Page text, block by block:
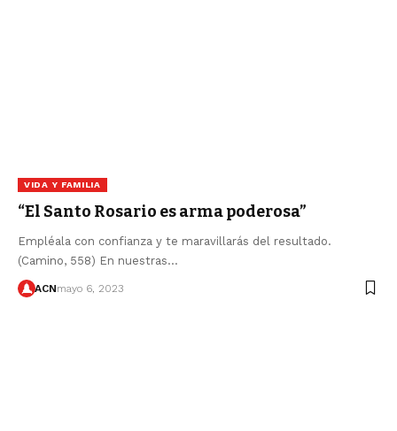
VIDA Y FAMILIA
“El Santo Rosario es arma poderosa”
Empléala con confianza y te maravillarás del resultado.
(Camino, 558) En nuestras…
ACNmayo 6, 2023